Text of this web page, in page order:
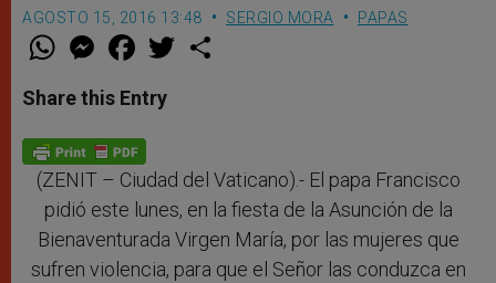
AGOSTO 15, 2016 13:48 SERGIO MORA PAPAS
W
t
s
p
p
M
e
s
e
g
e
r
F
a
e
b
o
k
w
Share this Entry
(ZENIT – Ciudad del Vaticano).- El papa Francisco
pidió este lunes, en la fiesta de la Asunción de la
Bienaventurada Virgen María, por las mujeres que
sufren violencia, para que el Señor las conduzca en